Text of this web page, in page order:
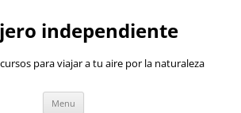
independiente
para viajar a tu aire por la naturaleza
Menu